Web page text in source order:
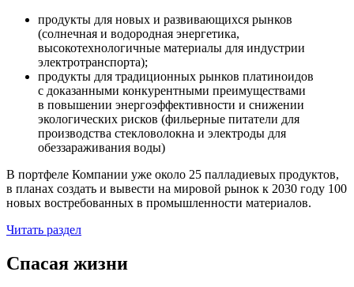
продукты для новых и развивающихся рынков
(солнечная и водородная энергетика,
высокотехнологичные материалы для индустрии
электротранспорта);
продукты для традиционных рынков платиноидов
с доказанными конкурентными преимуществами
в повышении энергоэффективности и снижении
экологических рисков (фильерные питатели для
производства стекловолокна и электроды для
обеззараживания воды)
В портфеле Компании уже около 25 палладиевых продуктов,
в планах создать и вывести на мировой рынок к 2030 году 100
новых востребованных в промышленности материалов.
Читать раздел
Спасая жизни